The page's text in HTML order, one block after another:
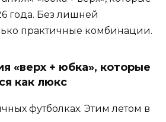
года. Без лишней
практичные комбинации.
«верх + юбка», которые
как люкс
футболках. Этим летом в